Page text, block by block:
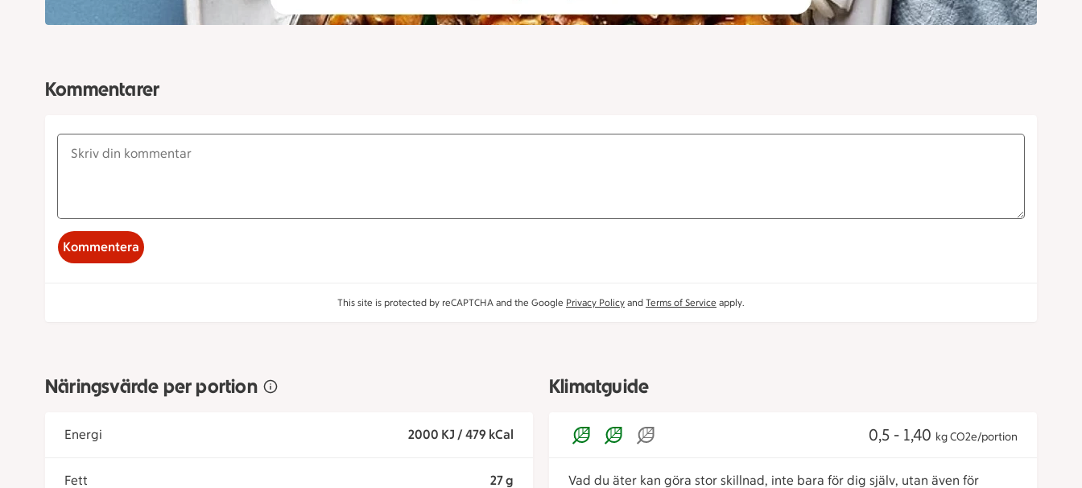
Kommentarer
Kommentera
This site is protected by reCAPTCHA and the Google Privacy Policy and Terms of Service apply.
Näringsvärde per portion
Energi 2000 KJ / 479 kCal
Fett 27 g
Klimatguide
0,5 - 1,40 kg CO2e/portion
Vad du äter kan göra stor skillnad, inte bara för dig själv, utan även för